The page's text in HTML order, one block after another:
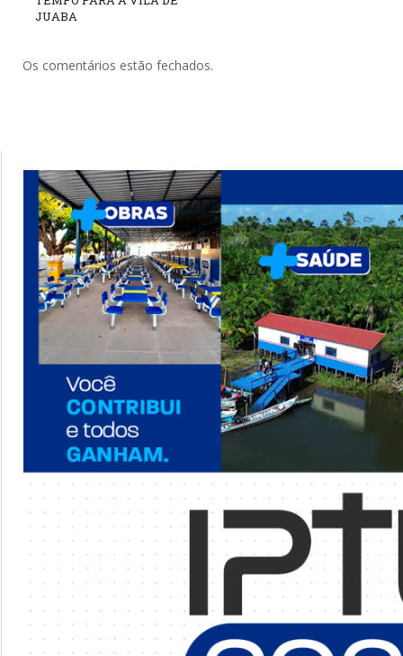
JUABA
Os comentários estão fechados.